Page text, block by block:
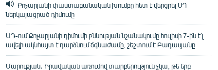
Քոչարյանի փաստաբանական խումբը հետ է վերցրել ՍԴ
ներկայացրած դիմումը
ՍԴ-ում Քոչարյանի դիմումի քննության նշանակումը հուլիսի 7-ին է՛լ
ավելի ակնհայտ է դարձնում ճգնաժամը, շեշտում է Բադասյանը
Մարուքյան․ Իրավական առումով տարբերություն չկա, թե երբ